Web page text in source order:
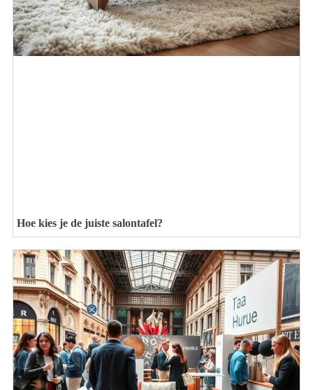
Hoe kies je de juiste salontafel?